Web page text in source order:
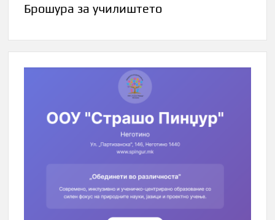
Брошура за училиштето